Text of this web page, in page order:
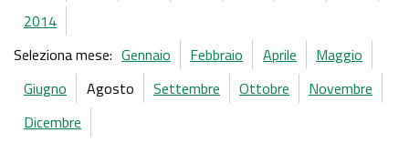
2014
Seleziona mese: Gennaio Febbraio Aprile
Maggio
Giugno
Agosto Settembre Ottobre
Novembre
Dicembre